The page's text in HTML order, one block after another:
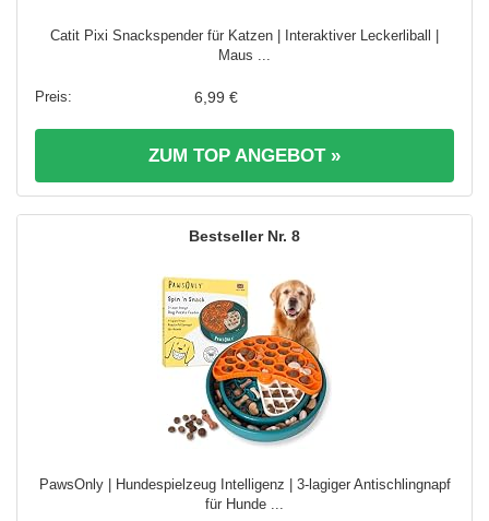
Catit Pixi Snackspender für Katzen | Interaktiver Leckerliball |
Maus ...
6,99 €
ZUM TOP ANGEBOT »
8
PawsOnly | Hundespielzeug Intelligenz | 3-lagiger Antischlingnapf
für Hunde ...